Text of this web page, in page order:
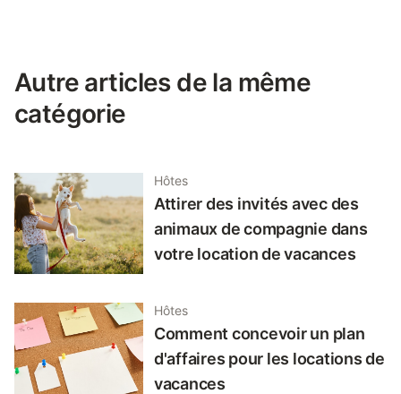
Autre articles de la même
catégorie
Hôtes
Attirer des invités avec des
animaux de compagnie dans
votre location de vacances
Hôtes
Comment concevoir un plan
d'affaires pour les locations de
vacances